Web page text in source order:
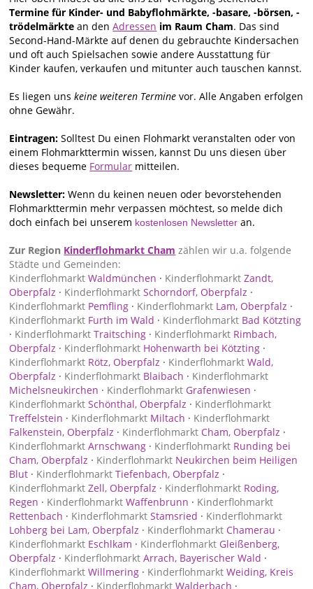
Termine für Kinder- und Babyflohmärkte, -basare, -börsen, -
trödelmärkte an denAdressen im Raum Cham. Das sind
Second-Hand-Märkte auf denen du gebrauchte Kindersachen
und oft auch Spielsachen sowie andere Ausstattung für
Kinder kaufen, verkaufen und mitunter auch tauschen kannst.
Es liegen unskeine weiteren Termine vor. Alle Angaben erfolgen
ohne Gewähr.
Eintragen:Solltest Du einen Flohmarkt veranstalten oder von
einem Flohmarkttermin wissen, kannst Du uns diesen über
dieses bequeme Formular mitteilen.
Newsletter: Wenn du keinen neuen oder bevorstehenden
Flohmarkttermin mehr verpassen möchtest, so melde dich
doch einfach bei unserem kostenlosen Newsletter an.
Zur Region Kinderflohmarkt Cham zählen wir u.a. folgende
Städte und Gemeinden:
Kinderflohmarkt Waldmünchen · Kinderflohmarkt Zandt,
Oberpfalz · Kinderflohmarkt Schorndorf, Oberpfalz ·
Kinderflohmarkt Pemfling · Kinderflohmarkt Lam, Oberpfalz ·
Kinderflohmarkt Furth im Wald · Kinderflohmarkt Bad Kötzting
· Kinderflohmarkt Traitsching · Kinderflohmarkt Rimbach,
Oberpfalz · Kinderflohmarkt Hohenwarth bei Kötzting ·
Kinderflohmarkt Rötz, Oberpfalz · Kinderflohmarkt Wald,
Oberpfalz · Kinderflohmarkt Blaibach · Kinderflohmarkt
Michelsneukirchen · Kinderflohmarkt Grafenwiesen ·
Kinderflohmarkt Schönthal, Oberpfalz · Kinderflohmarkt
Treffelstein · Kinderflohmarkt Miltach · Kinderflohmarkt
Falkenstein, Oberpfalz · Kinderflohmarkt Cham, Oberpfalz ·
Kinderflohmarkt Arnschwang · Kinderflohmarkt Runding bei
Cham, Oberpfalz · Kinderflohmarkt Neukirchen beim Heiligen
Blut · Kinderflohmarkt Tiefenbach, Oberpfalz ·
Kinderflohmarkt Zell, Oberpfalz · Kinderflohmarkt Roding,
Regen · Kinderflohmarkt Waffenbrunn · Kinderflohmarkt
Rettenbach · Kinderflohmarkt Stamsried · Kinderflohmarkt
Lohberg bei Lam, Oberpfalz · Kinderflohmarkt Chamerau ·
Kinderflohmarkt Eschlkam · Kinderflohmarkt Gleißenberg,
Oberpfalz · Kinderflohmarkt Arrach, Bayerischer Wald ·
Kinderflohmarkt Willmering · Kinderflohmarkt Weiding, Kreis
Cham, Oberpfalz · Kinderflohmarkt Walderbach ·